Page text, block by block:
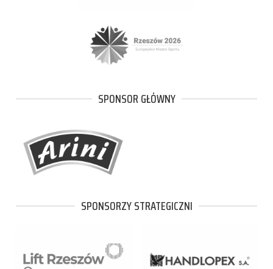
SPONSOR GŁÓWNY
SPONSORZY STRATEGICZNI